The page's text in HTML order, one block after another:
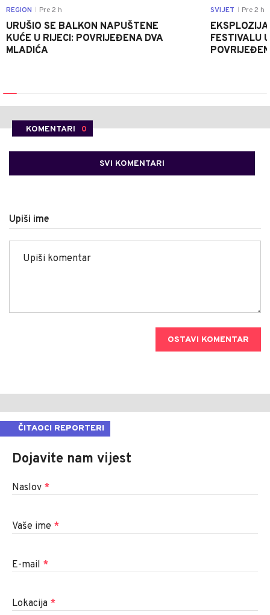
REGION Pre 2 h
URUŠIO SE BALKON NAPUŠTENE
KUĆE U RIJECI: POVRIJEĐENA DVA
MLADIĆA
SVIJET Pre 2 h
FESTIVALU
KOMENTARI 0
SVI KOMENTARI
Upiši ime
OSTAVI KOMENTAR
ČITAOCI REPORTERI
Dojavite nam vijest
Naslov *
Vaše ime *
E-mail *
Lokacija *